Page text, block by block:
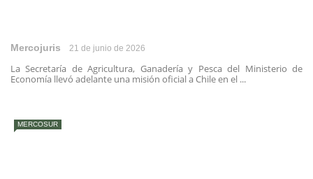
Mercojuris 21 de junio de 2026
La Secretaría de Agricultura, Ganadería y Pesca del Ministerio de
Economía llevó adelante una misión oficial a Chile en el ...
MERCOSUR